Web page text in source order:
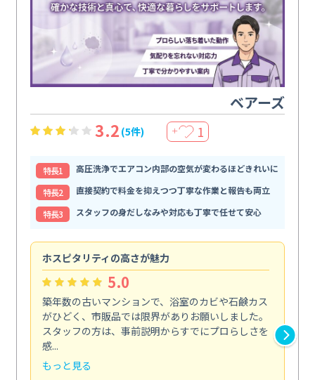
ベアーズ
3.2 (5件) ＋ 1
特⻑1
高圧洗浄でエアコン内部の空気が変わるほどきれいに
特⻑2
直接契約で料金を抑えつつ丁寧な作業と報告も両立
特⻑3
スタッフの身だしなみや対応も丁寧で任せて安心
ホスピタリティの高さが魅力
5.0
築年数の古いマンションで、浴室のカビや石鹸カス
がひどく、市販品では限界がありお願いしました。
スタッフの方は、事前説明からすでにプロらしさを
感...
もっと見る